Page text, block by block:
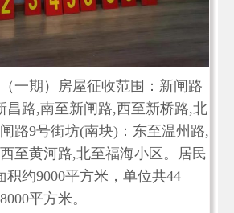
一期）房屋征收范围：新闸路
昌路,南至新闸路,西至新桥路,北
路9号街坊(南块)：东至温州路,
至黄河路,北至福海小区。居民
积约9000平方米，单位共44
平方米。